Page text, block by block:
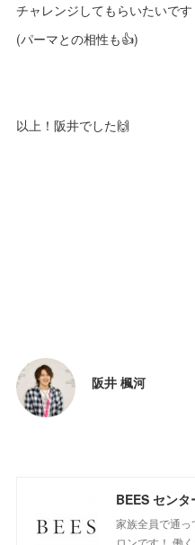
チャレンジしてもらいたいです
(パーマとの相性も👍)
以上！阪井でした🙌
阪井 楓河
BEES セン
家族全員で通